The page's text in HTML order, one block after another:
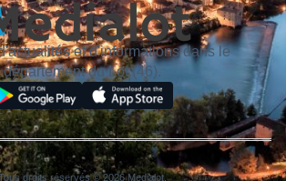
et d'informations dans le
département du Lot (46).
droits réservés © 2026 Medialot.